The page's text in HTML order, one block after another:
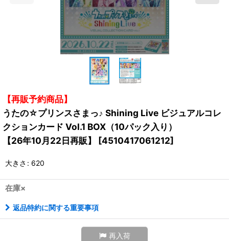
【再販予約商品】
うたの☆プリンスさまっ♪ Shining Live ビジュアルコレ
クションカード Vol.1 BOX（10パック入り）
【26年10月22日再販】
[4510417061212]
大きさ : 620
在庫×
返品特約に関する重要事項
再入荷